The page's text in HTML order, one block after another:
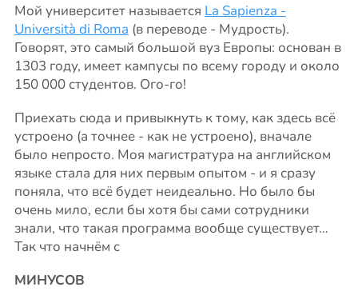
Мой университет называется La Sapienza -
Università di Roma (в переводе - Мудрость).
Говорят, это самый большой вуз Европы: основан в
1303 году, имеет кампусы по всему городу и около
150 000 студентов. Ого-го!
Приехать сюда и привыкнуть к тому, как здесь всё
устроено (а точнее - как не устроено), вначале
было непросто. Моя магистратура на английском
языке стала для них первым опытом - и я сразу
поняла, что всё будет неидеально. Но было бы
очень мило, если бы хотя бы сами сотрудники
знали, что такая программа вообще существует…
Так что начнём с
МИНУСОВ